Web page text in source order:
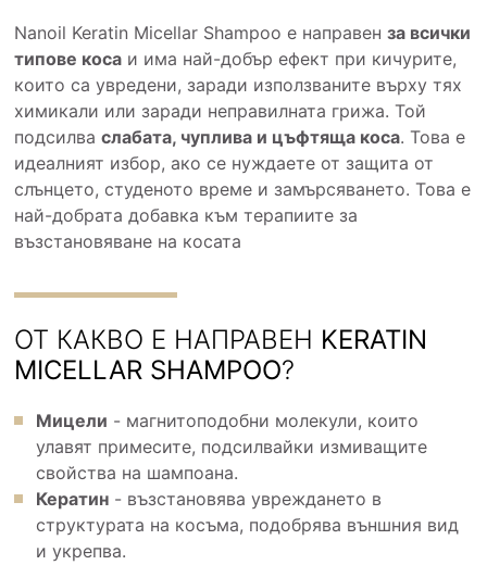
Nanoil Keratin Micellar Shampoo е направенза всички
типове коса и има най-добър ефект при кичурите,
които са увредени, заради използваните върху тях
химикали или заради неправилната грижа. Той
подсилваслабата, чуплива и цъфтяща коса. Това е
идеалният избор, ако се нуждаете от защита от
слънцето, студеното време и замърсяването. Това е
най-добрата добавка към терапиите за
възстановяване на косата
ОТ КАКВО Е НАПРАВЕН KERATIN
MICELLAR SHAMPOO?
Мицели - магнитоподобни молекули, които
улавят примесите, подсилвайки измиващите
свойства на шампоана.
Кератин - възстановява увреждането в
структурата на косъма, подобрява външния вид
и укрепва.